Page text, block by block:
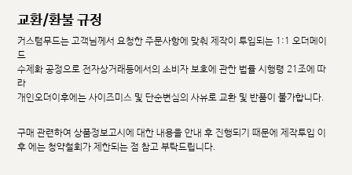
교환/환불 규정
커스텀무드는 고객님께서 요청한 주문사항에 맞춰 제작이 투입되는 1:1 오더메이
드
수제화 공정으로 전자상거래등에서의 소비자 보호에 관한 법률 시행령 21조에 따
라
개인오더이후에는 사이즈미스 및 단순변심의 사유로 교환 및 반품이 불가합니다.
구매 관련하여 상품정보고시에 대한 내용을 안내 후 진행되기 때문에 제작투입 이
후 에는 청약철회가 제한되는 점 참고 부탁드립니다.